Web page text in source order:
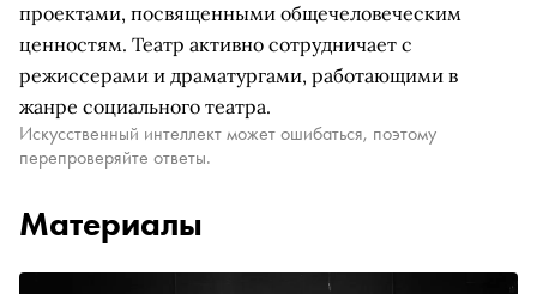
проектами, посвященными общечеловеческим
ценностям. Театр активно сотрудничает с
режиссерами и драматургами, работающими в
жанре социального театра.
Искусственный интеллект может ошибаться, поэтому
перепроверяйте ответы.
Материалы